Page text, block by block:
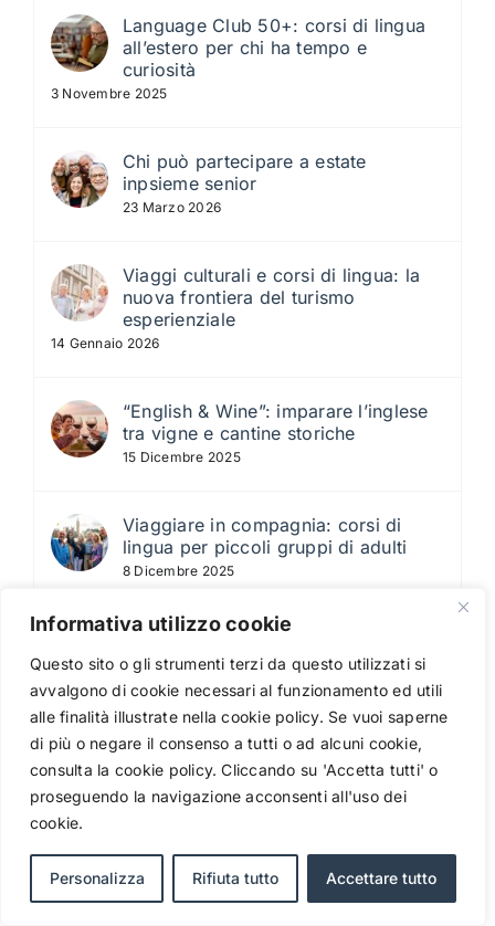
Informativa utilizzo cookie
Questo sito o gli strumenti terzi da questo utilizzati si
avvalgono di cookie necessari al funzionamento ed utili
alle finalità illustrate nella cookie policy. Se vuoi saperne
di più o negare il consenso a tutti o ad alcuni cookie,
consulta la cookie policy. Cliccando su 'Accetta tutti' o
proseguendo la navigazione acconsenti all'uso dei
cookie.
Personalizza Rifiuta tutto Accettare tutto
Language Club 50+: corsi di lingua
all’estero per chi ha tempo e
curiosità
3 Novembre 2025
Chi può partecipare a estate
inpsieme senior
23 Marzo 2026
Viaggi culturali e corsi di lingua: la
nuova frontiera del turismo
esperienziale
14 Gennaio 2026
“English & Wine”: imparare l’inglese
tra vigne e cantine storiche
15 Dicembre 2025
Viaggiare in compagnia: corsi di
lingua per piccoli gruppi di adulti
8 Dicembre 2025
Come l’apprendimento delle lingue
mantiene la mente giovane
18 Febbraio 2026
Imparare l’inglese a New York dopo i
50 anni: il viaggio studio che cambia
la vita
24 Agosto 2025
Parigi, Oxford o Firenze? Le città
ideali per un viaggio linguistico